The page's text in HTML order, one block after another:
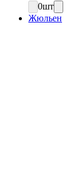
0шт
Жюльен